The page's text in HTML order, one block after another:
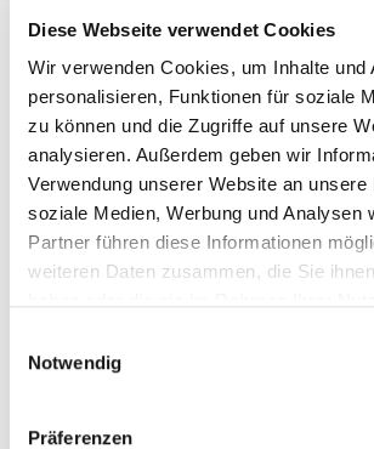
Diese Webseite verwendet Cookies
Wir verwenden Cookies, um Inhalte und
personalisieren, Funktionen für soziale
zu können und die Zugriffe auf unsere
analysieren. Außerdem geben wir
Verwendung unserer Website an unsere
soziale Medien, Werbung und Analysen
Partner führen diese Informationen
weiteren Daten zusammen, die Sie
Notwendig
Präferenzen
Öffnungszeiten
Mo.: 8.00 – 12.00 Uhr und 14.00 –
Di.: 8.00 – 12.00 Uhr und 14.00 –
Mi.: nach Vereinbarung
Do.: 8.00 – 12.00 Uhr und 14.00 –
Fr.: 8.00 – 12.00 Uhr
Gerne können Sie mit uns auch
Besichtigungstermine außerhalb der